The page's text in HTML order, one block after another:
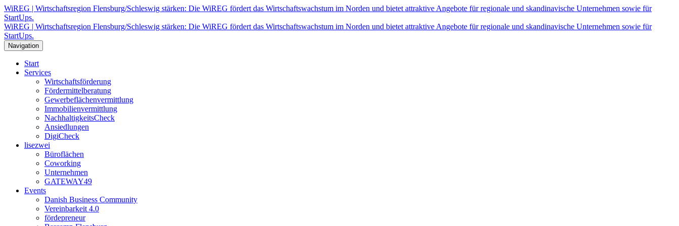
WiREG | Wirtschaftsregion Flensburg/Schleswig stärken: Die WiREG fördert das Wirtschaftswachstum im Norden und bietet attraktive Angebote für regionale und skandinavische Unternehmen sowie für
StartUps.
WiREG | Wirtschaftsregion Flensburg/Schleswig stärken: Die WiREG fördert das Wirtschaftswachstum im Norden und bietet attraktive Angebote für regionale und skandinavische Unternehmen sowie für
StartUps.
Navigation
Start
Services
Wirtschaftsförderung
Fördermittelberatung
Gewerbeflächenvermittlung
Immobilienvermittlung
NachhaltigkeitsCheck
Ansiedlungen
DigiCheck
lisezwei
Büroflächen
Coworking
Unternehmen
GATEWAY49
Events
Danish Business Community
Vereinbarkeit 4.0
fördepreneur